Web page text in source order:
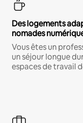
Des logements
nomades
Vous êtes un
un séjour longue
espaces de travail